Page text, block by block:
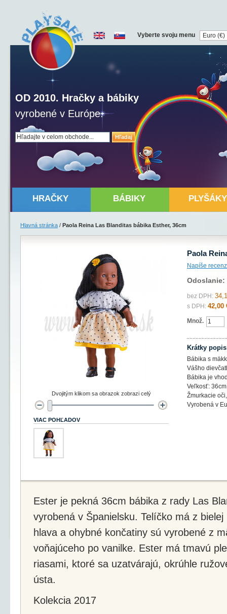
Hľadaj
OD 2010. Hračky a bábiky
vyrobené v Európe.
Vyberte svoju menu
HRAČKY BÁBIKY PLYŠÁKY
Hlavná stránka / Paola Reina Las Blanditas bábika Esther, 36cm
Paola
Napíše
Odoslanie:
bez DPH:
s DPH: 42,00
Množ.
Krátky popis
Bábika s
Vášho
Bábika je
Veľkosť: 36cm
Žmurkacie
Vyrobená v
Dvojitým klikom sa obrazok zobrazi celý
VIAC POHĽADOV
Ester je pekná 36cm bábika z rady Las
vyrobená v Španielsku. Telíčko má z
hlava a ohybné končatiny sú vyrobené z
voňajúceho po vanilke. Ester má tmavú
riasami, ktoré sa uzatvárajú, okrúhle
ústa.
Kolekcia 2017